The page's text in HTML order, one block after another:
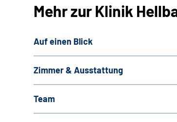
Mehr zur Klinik
Auf einen Blick
Zimmer & Ausstattung
Team